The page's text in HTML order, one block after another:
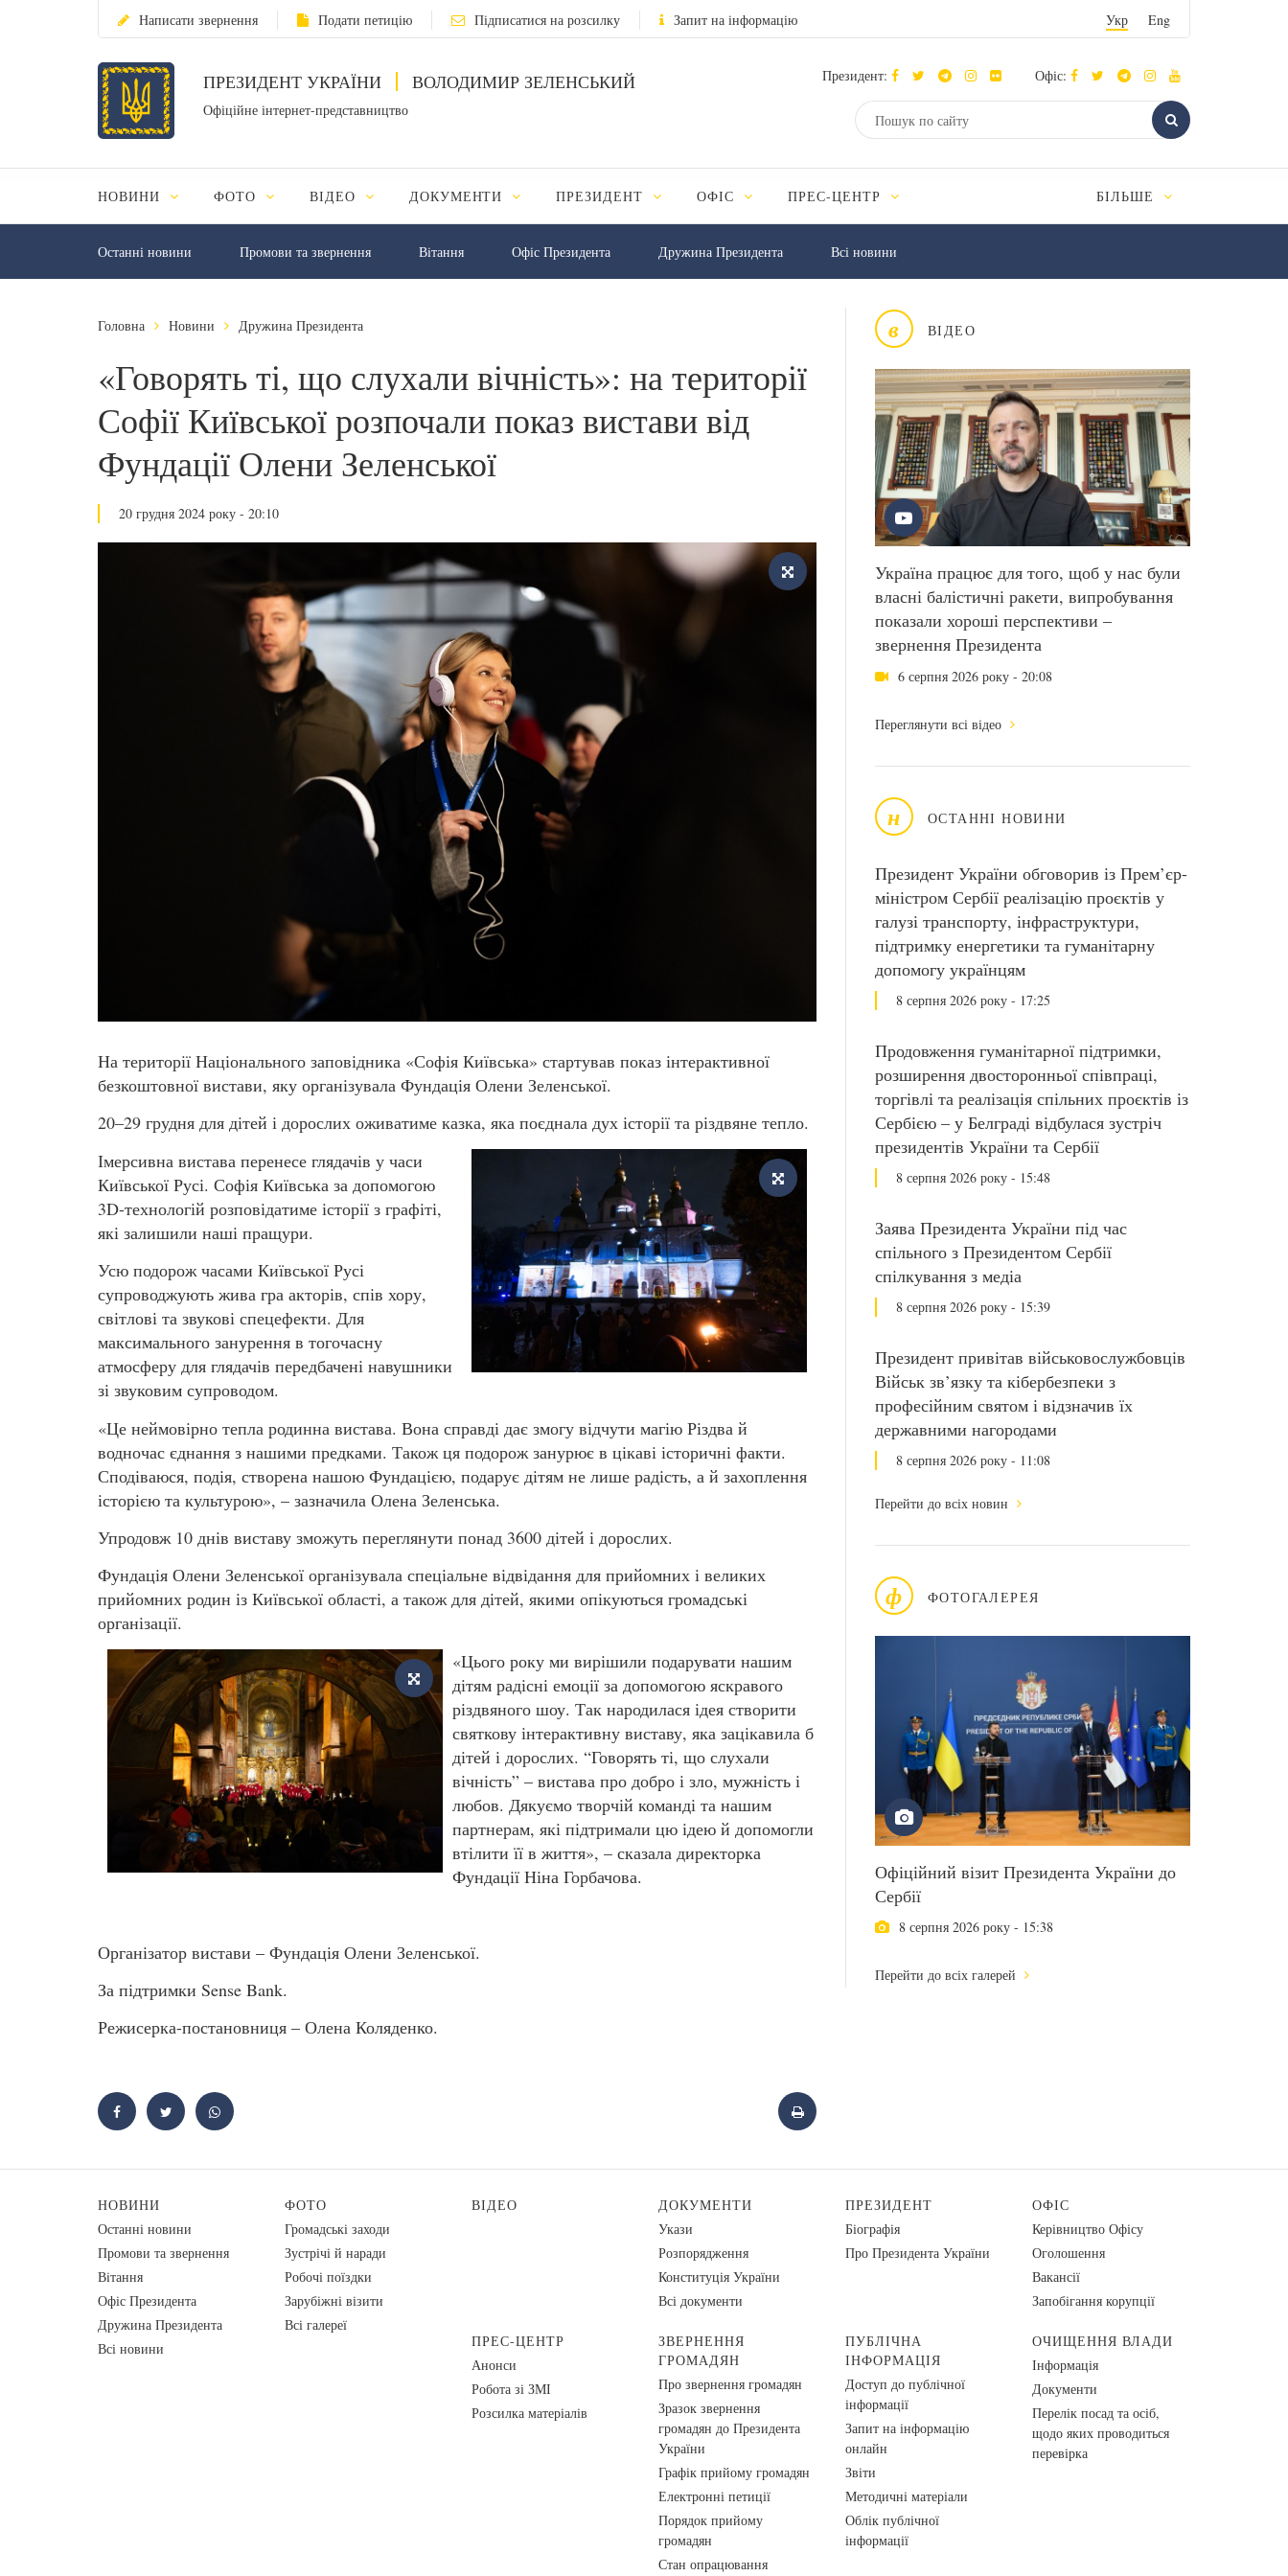
Написати звернення Подати петицію Підписатися на розсилку Запит на інформацію Укр Eng
ПРЕЗИДЕНТ УКРАЇНИ ВОЛОДИМИР ЗЕЛЕНСЬКИЙ
Офіційне інтернет-представництво
Президент: Офіс:
НОВИНИ ФОТО ВІДЕО ДОКУМЕНТИ ПРЕЗИДЕНТ ОФІС ПРЕС-ЦЕНТР БІЛЬШЕ
Останні новини Промови та звернення Вiтання Офіс Президента Дружина Президента Всі новини
в ВІДЕО
Україна працює для того, щоб у нас були
власні балістичні ракети, випробування
показали хороші перспективи –
звернення Президента
6 серпня 2026 року - 20:08
Переглянути всі відео
н ОСТАННІ НОВИНИ
Президент України обговорив із Прем’єр-
міністром Сербії реалізацію проєктів у
галузі транспорту, інфраструктури,
підтримку енергетики та гуманітарну
допомогу українцям
8 серпня 2026 року - 17:25
Продовження гуманітарної підтримки,
розширення двосторонньої співпраці,
торгівлі та реалізація спільних проєктів із
Сербією – у Белграді відбулася зустріч
президентів України та Сербії
8 серпня 2026 року - 15:48
Заява Президента України під час
спільного з Президентом Сербії
спілкування з медіа
8 серпня 2026 року - 15:39
Президент привітав військовослужбовців
Військ зв’язку та кібербезпеки з
професійним святом і відзначив їх
державними нагородами
8 серпня 2026 року - 11:08
Перейти до всіх новин
ф ФОТОГАЛЕРЕЯ
Офіційний візит Президента України до
Сербії
8 серпня 2026 року - 15:38
Перейти до всіх галерей
Головна Новини Дружина Президента
«Говорять ті, що слухали вічність»: на території
Софії Київської розпочали показ вистави від
Фундації Олени Зеленської
20 грудня 2024 року - 20:10
На території Національного заповідника «Софія Київська» стартував показ інтерактивної
безкоштовної вистави, яку організувала Фундація Олени Зеленської.
20–29 грудня для дітей і дорослих оживатиме казка, яка поєднала дух історії та різдвяне тепло.
Імерсивна вистава перенесе глядачів у часи
Київської Русі. Софія Київська за допомогою
3D-технологій розповідатиме історії з графіті,
які залишили наші пращури.
Усю подорож часами Київської Русі
супроводжують жива гра акторів, спів хору,
світлові та звукові спецефекти. Для
максимального занурення в тогочасну
атмосферу для глядачів передбачені навушники
зі звуковим супроводом.
«Це неймовірно тепла родинна вистава. Вона справді дає змогу відчути магію Різдва й
водночас єднання з нашими предками. Також ця подорож занурює в цікаві історичні факти.
Сподіваюся, подія, створена нашою Фундацією, подарує дітям не лише радість, а й захоплення
історією та культурою», – зазначила Олена Зеленська.
Упродовж 10 днів виставу зможуть переглянути понад 3600 дітей і дорослих.
Фундація Олени Зеленської організувала спеціальне відвідання для прийомних і великих
прийомних родин із Київської області, а також для дітей, якими опікуються громадські
організації.
«Цього року ми вирішили подарувати нашим
дітям радісні емоції за допомогою яскравого
різдвяного шоу. Так народилася ідея створити
святкову інтерактивну виставу, яка зацікавила б
дітей і дорослих. “Говорять ті, що слухали
вічність” – вистава про добро і зло, мужність і
любов. Дякуємо творчій команді та нашим
партнерам, які підтримали цю ідею й допомогли
втілити її в життя», – сказала директорка
Фундації Ніна Горбачова.
Організатор вистави – Фундація Олени Зеленської.
За підтримки Sense Bank.
Режисерка-постановниця – Олена Коляденко.
НОВИНИ
Останні новини
Промови та звернення
Вiтання
Офіс Президента
Дружина Президента
Всі новини
ФОТО
Громадські заходи
Зустрічі й наради
Робочі поїздки
Зарубіжні візити
Всі галереї
ВІДЕО
ДОКУМЕНТИ
Укази
Розпорядження
Конституція України
Всі документи
ПРЕЗИДЕНТ
Біографія
Про Президента України
ОФІС
Керівництво Офісу
Оголошення
Вакансії
Запобігання корупції
ПРЕС-ЦЕНТР
Анонси
Робота зі ЗМІ
Розсилка матеріалів
ЗВЕРНЕННЯ
ГРОМАДЯН
Про звернення громадян
Зразок звернення
громадян до Президента
України
Графік прийому громадян
Електронні петиції
Порядок прийому
громадян
Стан опрацювання
ПУБЛІЧНА
ІНФОРМАЦІЯ
Доступ до публічної
інформації
Запит на інформацію
онлайн
Звіти
Методичні матеріали
Облік публічної
інформації
ОЧИЩЕННЯ ВЛАДИ
Інформація
Документи
Перелік посад та осіб,
щодо яких проводиться
перевірка